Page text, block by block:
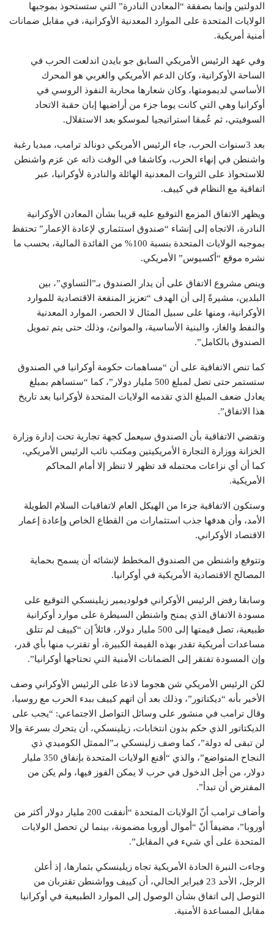
الدولتين وإنما بصفقة “المعادن النادرة” التي ستستحوذ بموجبها
الولايات المتحدة على الموارد المعدنية الأوكرانية، في مقابل ضمانات
أمنية أمريكية.
وفي عهد الرئيس الأمريكي السابق جو بايدن اندلعت الحرب في
الساحة الأوكرانية، وكان الدعم الأمريكي والغربي هو المحرك
الأساسي لديمومتها، وكان شعارها محاربة النفوذ الروسي في
أوكرانيا وهي التي كانت يوما جزء من أراضيها إبان حقبة الاتحاد
السوفيتي، ثم عُمقا استراتيجيا لموسكو بعد الاستقلال.
بعد 3سنوات الحرب، جاء الرئيس الأمريكي دونالد ترامب، مبديا رغبة
واشنطن في إنهاء الحرب، وكاشفا في الوقت ذاته عن عزم واشنطن
للاستحواذ على الثروات المعدنية الهائلة والنادرة لأوكرانيا، عبر
اتفاقية مع النظام في كييف.
ويظهر الاتفاق المزمع التوقيع عليه قريبا بشأن المعادن الأوكرانية
النادرة، الاتجاه إلى إنشاء “صندوق استثماري لإعادة الإعمار” تحتفظ
بموجبه الولايات المتحدة بنسبة 100% من الفائدة المالية، بحسب ما
نشره موقع “أكسيوس” الأمريكي.
وينص مشروع الاتفاق على أن يدار الصندوق بـ”التساوي”، بين
البلدين، مشيرةً إلى أن الهدف “تعزيز المنفعة الاقتصادية للموارد
الأوكرانية، ومنها على سبيل المثال لا الحصر، الموارد المعدنية
والنفط والغاز، والبنية الأساسية، والموانئ، وذلك حتى يتم تمويل
الصندوق بالكامل”.
كما تنص الاتفاقية على أن “مساهمات حكومة أوكرانيا في الصندوق
ستستمر حتى تصل لمبلغ 500 مليار دولار”، كما “ستساهم بمبلغ
يعادل ضعف المبلغ الذي تقدمه الولايات المتحدة لأوكرانيا بعد تاريخ
هذا الاتفاق”.
وتقضي الاتفاقية بأن الصندوق سيعمل كجهة تجارية تحت إدارة وزارة
الخزانة ووزارة التجارة الأمريكيتين ومكتب نائب الرئيس الأمريكي،
كما أن أي نزاعات محتمله قد تظهر لا تنظر إلا أمام المحاكم
الأمريكية.
وستكون الاتفاقية جزءا من الهيكل العام لاتفاقيات السلام الطويلة
الأمد، وأن هدفها جذب استثمارات من القطاع الخاص وإعادة إعمار
الاقتصاد الأوكراني.
وتتوقع واشنطن من الصندوق المخطط لإنشائه أن يسمح بحماية
المصالح الاقتصادية الأمريكية في أوكرانيا.
وسابقا رفض الرئيس الأوكراني فولوديمير زيلينسكي التوقيع على
مسودة الاتفاق الذي يمنح واشنطن السيطرة على موارد أوكرانية
طبيعية، تصل قيمتها إلى 500 مليار دولار، قائلاً إن “كييف لم تتلق
مساعدات أمريكية تقدر بهذه القيمة الكبيرة، أو تقترب منها بأي قدر،
وإن المسودة تفتقر إلى الضمانات الأمنية التي تحتاجها أوكرانيا”.
لكن الرئيس الأمريكي شن هجوما لاذعا على الرئيس الأوكراني وصف
الأخير بأنه “ديكتاتور”، وذلك بعد أن اتهم كييف ببدء الحرب مع روسيا،
وقال ترامب في منشور على وسائل التواصل الاجتماعي: “يجب على
الديكتاتور الذي حكم بدون انتخابات، زيلينسكي، أن يتحرك بسرعة وإلا
لن تبقى له دولة”، كما وصف زلينسكي بـ”الممثل الكوميدي ذي
النجاح المتواضع”، والذي “أقنع الولايات المتحدة بإنفاق 350 مليار
دولار، من أجل الدخول في حرب لا يمكن الفوز فيها، ولم يكن من
المفترض أن تبدأ”.
وأضاف ترامب أنّ الولايات المتحدة “أنفقت 200 مليار دولار أكثر من
أوروبا”، مضيفاً أنّ “أموال أوروبا مضمونة، بينما لن تحصل الولايات
المتحدة على أي شيء في المقابل”.
وجاءت النبرة الحادة الأمريكية تجاه زيلينسكي بثمارها، إذ أعلن
الرجل، الأحد 23 فبراير الحالي، أن كييف وواشنطن تقتربان من
التوصل إلى اتفاق بشأن الوصول إلى الموارد الطبيعية في أوكرانيا
مقابل المساعدة الأمنية.